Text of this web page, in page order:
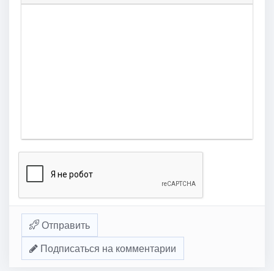
Отправить
Подписаться на комментарии